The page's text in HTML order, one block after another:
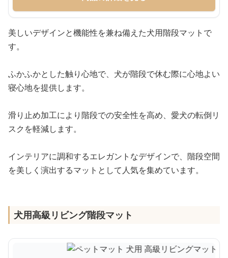
美しいデザインと機能性を兼ね備えた犬用階段マットで
す。
ふかふかとした触り心地で、犬が階段で休む際に心地よい
寝心地を提供します。
滑り止め加工により階段での安全性を高め、愛犬の転倒リ
スクを軽減します。
インテリアに調和するエレガントなデザインで、階段空間
を美しく演出するマットとして人気を集めています。
犬用高級リビング階段マット